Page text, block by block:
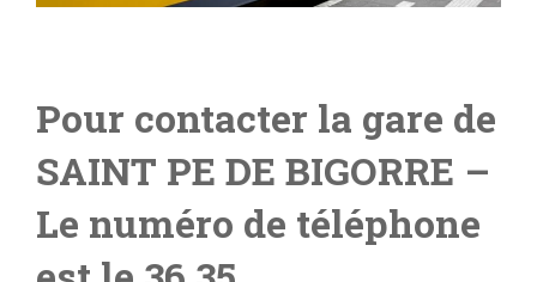
Pour contacter la gare de
SAINT PE DE BIGORRE –
Le numéro de téléphone